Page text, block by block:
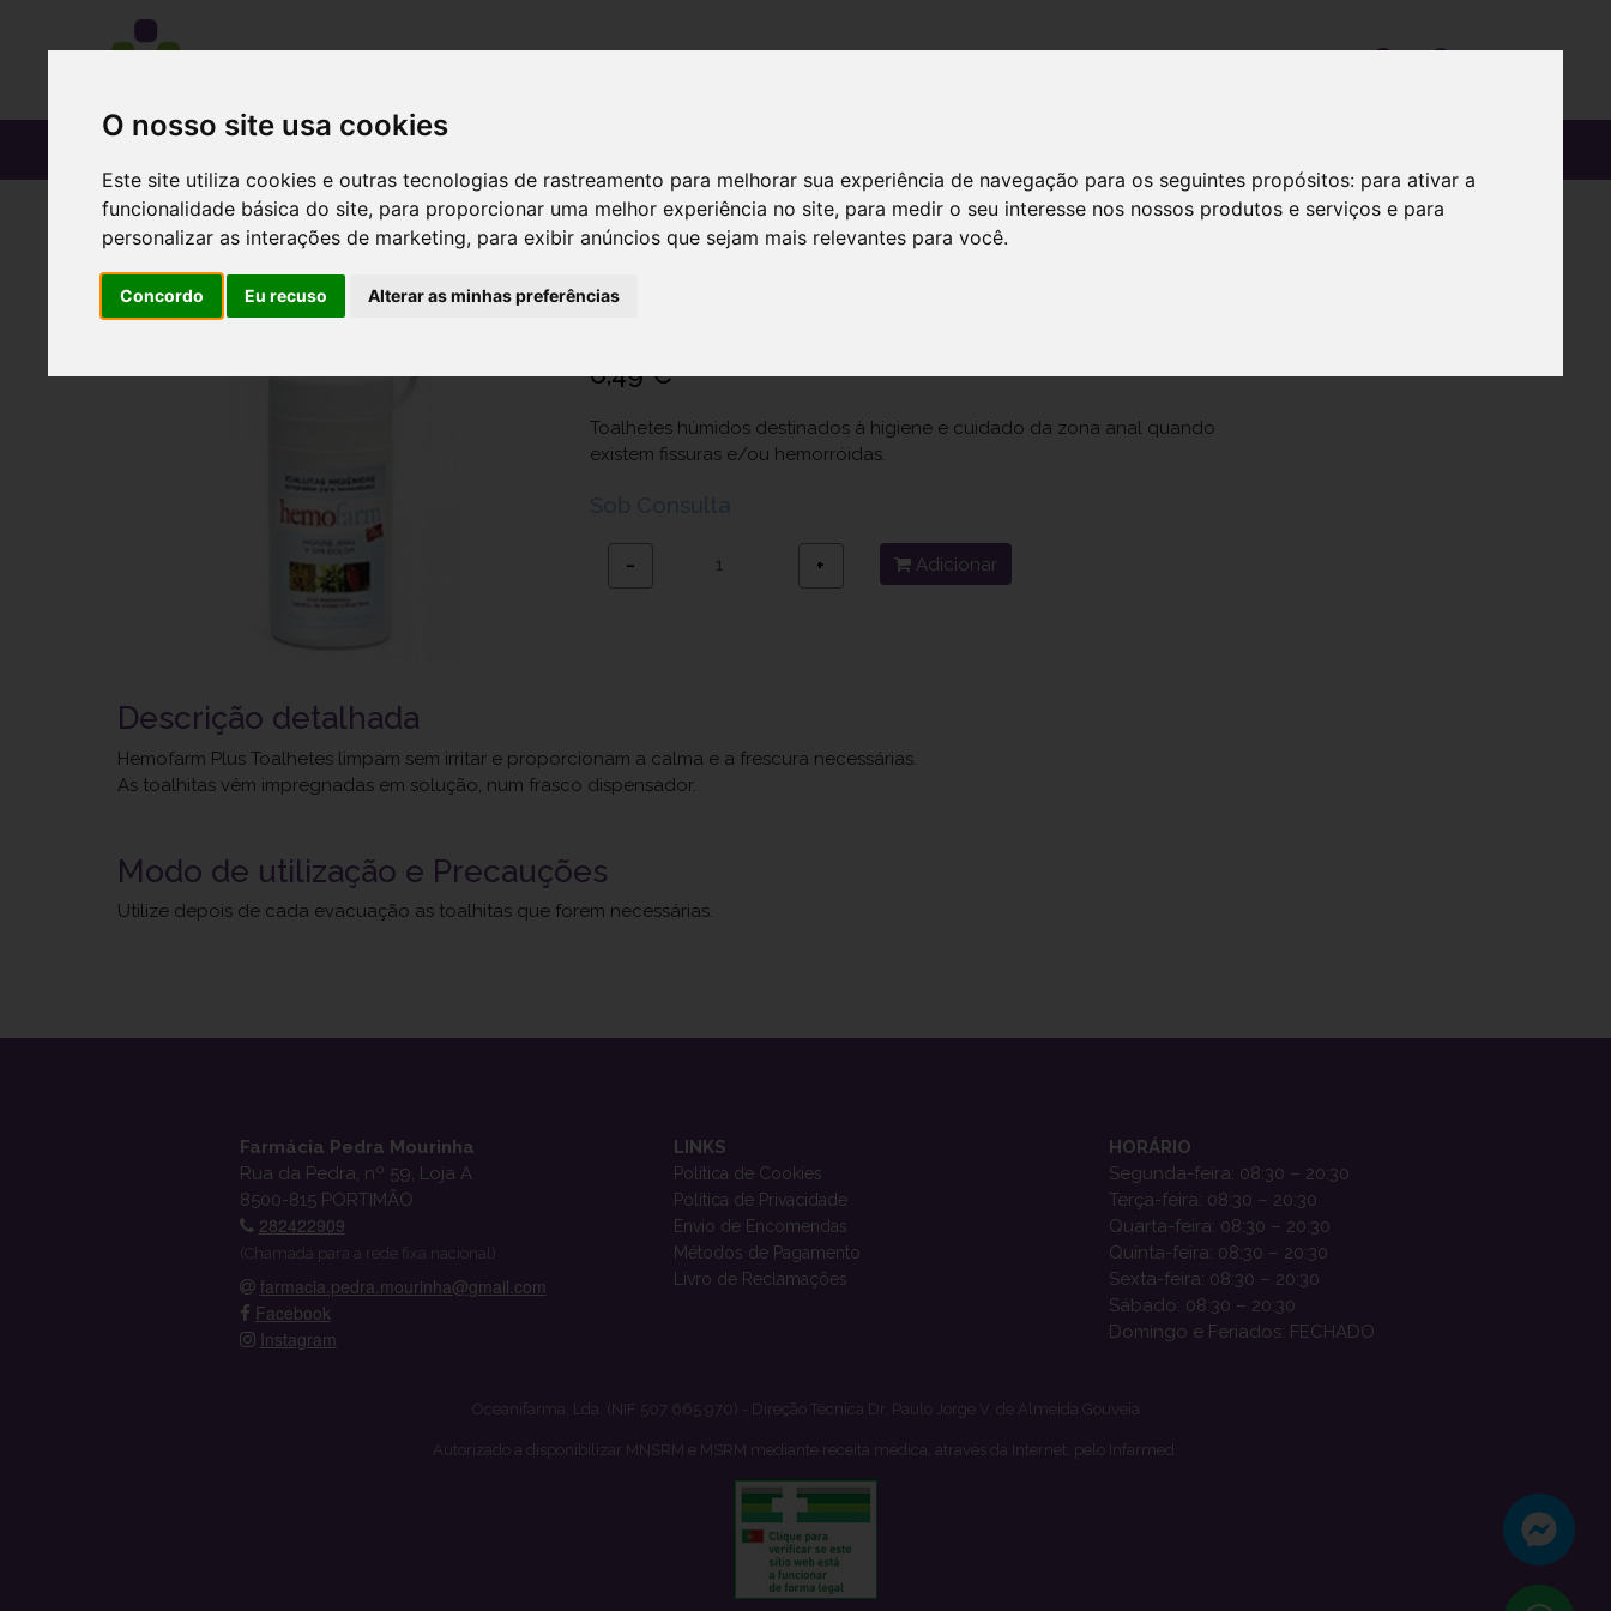
O nosso site usa cookies
Este site utiliza cookies e outras tecnologias de rastreamento para melhorar sua experiência de navegação para os seguintes propósitos: para ativar a
funcionalidade básica do site, para proporcionar uma melhor experiência no site, para medir o seu interesse nos nossos produtos e serviços e para
personalizar as interações de marketing, para exibir anúncios que sejam mais relevantes para você.
Concordo Eu recuso Alterar as minhas preferências
Hemofarm Toalhita Humida X 60
6,49 €
Toalhetes húmidos destinados à higiene e cuidado da zona anal quando
existem fissuras e/ou hemorróidas.
− + Adicionar
Descrição detalhada
Hemofarm Plus Toalhetes limpam sem irritar e proporcionam a calma e a frescura necessárias.
As toalhitas vêm impregnadas em solução, num frasco dispensador.
Modo de utilização e Precauções
Utilize depois de cada evacuação as toalhitas que forem necessárias.
Farmácia Pedra Mourinha
Rua da Pedra, nº 59, Loja A
8500-815 PORTIMÃO
282422909
(Chamada para a rede fixa nacional)
farmacia.pedra.mourinha@gmail.com
Facebook
Instagram
LINKS
Política de Cookies
Política de Privacidade
Envio de Encomendas
Métodos de Pagamento
Livro de Reclamações
HORÁRIO
Segunda-feira: 08:30 – 20:30
Terça-feira: 08:30 – 20:30
Quarta-feira: 08:30 – 20:30
Quinta-feira: 08:30 – 20:30
Sexta-feira: 08:30 – 20:30
Sábado: 08:30 – 20:30
Domingo e Feriados: FECHADO
Oceanifarma, Lda. (NIF 507 665 970) - Direção Técnica Dr. Paulo Jorge V. de Almeida Gouveia
Autorizado a disponibilizar MNSRM e MSRM mediante receita médica, através da Internet, pelo Infarmed.